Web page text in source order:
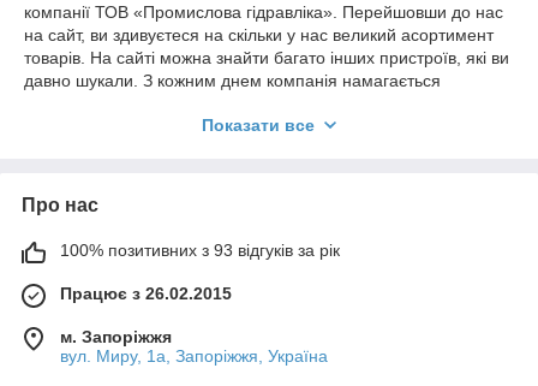
компанії ТОВ «Промислова гідравліка». Перейшовши до нас
на сайт, ви здивуєтеся на скільки у нас великий асортимент
товарів. На сайті можна знайти багато інших пристроїв, які ви
давно шукали. З кожним днем компанія намагається
створюємо найкращі, найвигідніші умови для співпраці.
Показати все
Про нас
100% позитивних з 93 відгуків за рік
Працює з 26.02.2015
м. Запоріжжя
вул. Миру, 1а, Запоріжжя, Україна